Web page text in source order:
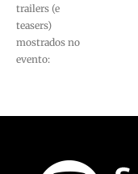
trailers (e
teasers)
mostrados no
evento: